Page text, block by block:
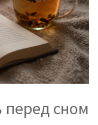
перед сном